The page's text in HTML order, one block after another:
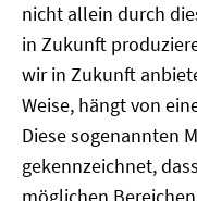
nicht allein durch
in Zukunft
wir in Zukunft
Weise, hängt von
Diese sogenannten
gekennzeichnet,